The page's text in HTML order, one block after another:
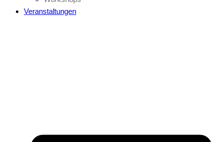
Veranstaltungen